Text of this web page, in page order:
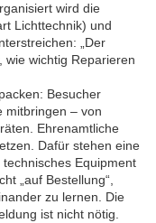
wird die
Lichttechnik) und
„Der
wie wichtig Reparieren
Besucher
mitbringen – von
Ehrenamtliche
Dafür stehen eine
Equipment
„auf Bestellung“,
zu lernen. Die
ist nicht nötig.